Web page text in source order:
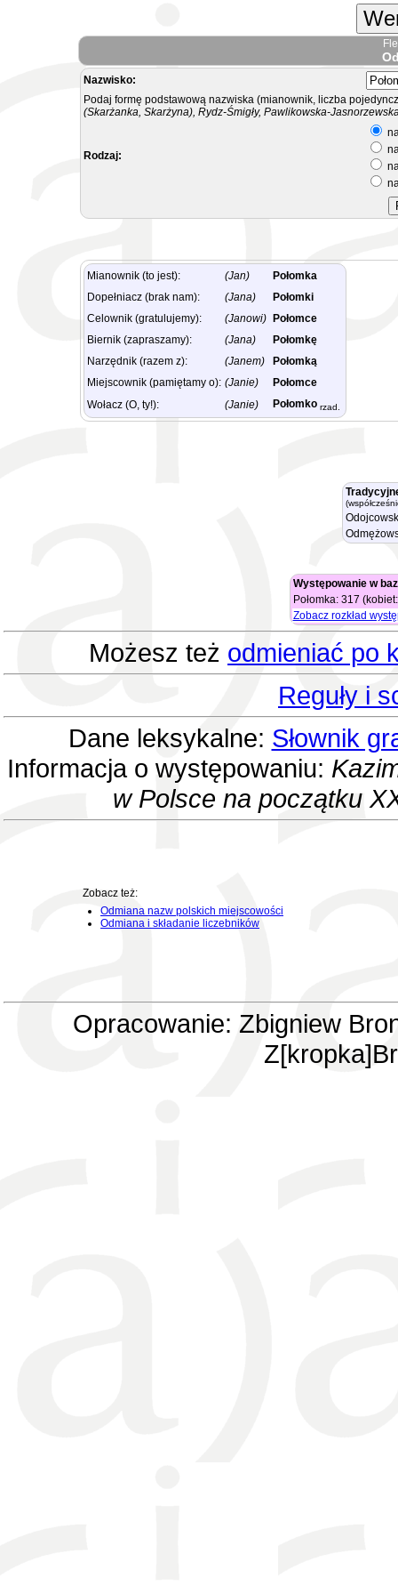
Nazwisko:
Podaj formę podstawową nazwiska (mianownik, liczba
(Skarżanka, Skarżyna), Rydz-Śmigły, Pawlikowska-
Rodzaj:
Mianownik (to jest): (Jan)
Połomka
Dopełniacz (brak nam):
(Jana)
Połomki
Celownik (gratulujemy):
(Janowi)
Połomce
Biernik (zapraszamy):
(Jana)
Połomkę
Narzędnik (razem z):
(Janem)
Połomką
Miejscownik (pamiętamy o): (Janie)
Połomce
Wołacz (O, ty!):
(Janie) Połomko rzad.
Występowanie w
Połomka: 317
Zobacz rozkład
Możesz też odmieniać po
Reguły i
Dane leksykalne: Słownik
Informacja o występowaniu:
w Polsce na początku
Zobacz też:
Odmiana nazw polskich miejscowości
Odmiana i składanie liczebników
Opracowanie: Zbigniew